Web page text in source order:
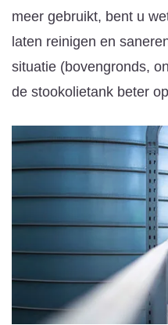
meer gebruikt, bent u
laten reinigen en
situatie (bovengronds,
de stookolietank beter